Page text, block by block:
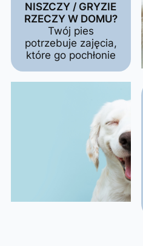
NISZCZY / GRYZIE
RZECZY W DOMU?
Twój pies
potrzebuje zajęcia,
które go pochłonie